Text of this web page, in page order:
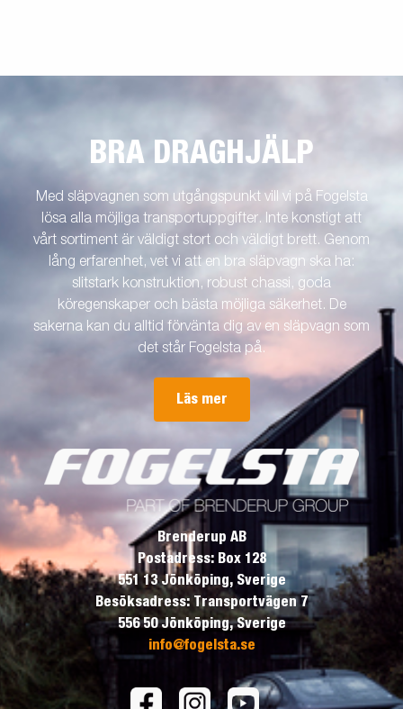
BRA DRAGHJÄLP
Med släpvagnen som utgångspunkt vill vi på Fogelsta
lösa alla möjliga transportuppgifter. Inte konstigt att
vårt sortiment är väldigt stort och väldigt brett. Genom
lång erfarenhet, vet vi att en bra släpvagn ska ha:
slitstark konstruktion, robust chassi, goda
köregenskaper och bästa möjliga säkerhet. De
sakerna kan du alltid förvänta dig av en släpvagn som
det står Fogelsta på.
Läs mer
Brenderup AB
Postadress: Box 128
551 13 Jönköping, Sverige
Besöksadress: Transportvägen 7
556 50 Jönköping, Sverige
info@fogelsta.se